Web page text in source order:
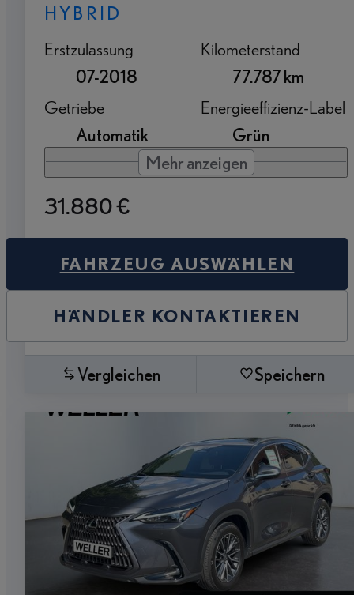
HYBRID
Erstzulassung
07-2018
Kilometerstand
77.787 km
Getriebe
Automatik
Energieeffizienz-Label
Grün
Mehr anzeigen
31.880 €
FAHRZEUG AUSWÄHLEN
HÄNDLER KONTAKTIEREN
Vergleichen Speichern